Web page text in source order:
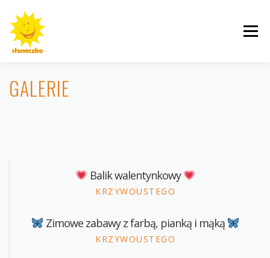
treści
Menu
GALERIE
Balik walentynkowy
KRZYWOUSTEGO
Zimowe zabawy z farbą, pianką i mąką
KRZYWOUSTEGO